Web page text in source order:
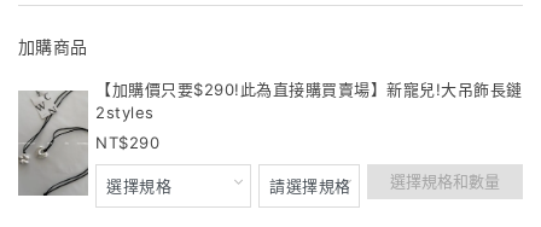
加購商品
【加購價只要$290!此為直接購買賣場】新寵兒!大吊飾長鏈
2styles
290
選擇規格和數量